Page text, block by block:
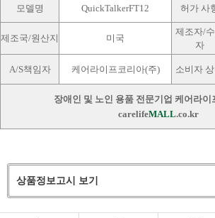
모델명 QuickTalkerFT12 허가 사
제조국/원산지 미국
제조자/
자
A/S책임자 케어라이프코리아(주) 소비자
장애인 및 노인 용품 전문기업 케어라이
carelifeMALL.co.kr
상품정보고시 보기